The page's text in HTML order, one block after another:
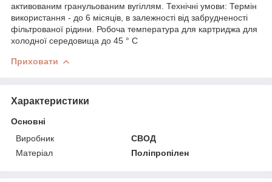
активованим гранульованим вугіллям. Технічні умови: Термін
використання - до 6 місяців, в залежності від забрудненості
фільтрованої рідини. Робоча температура для картриджа для
холодної середовища до 45 ° С
Приховати
Характеристики
Основні
Виробник
СВОД
Матеріал
Поліпропілен